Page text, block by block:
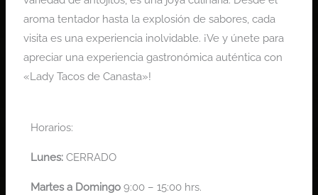
aroma tentador hasta la explosión de sabores, cada
visita es una experiencia inolvidable. ¡Ve y únete para
apreciar una experiencia gastronómica auténtica con
«Lady Tacos de Canasta»!
Horarios:
Lunes:CERRADO
Martes a Domingo 9:00 – 15:00 hrs.